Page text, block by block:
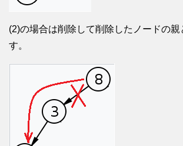
(2)の場合は削除して削除したノードの親
す。